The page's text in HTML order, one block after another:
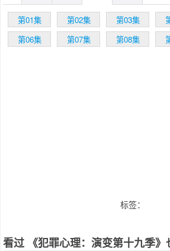
第01集 第02集 第03集
第06集
第07集 第08集
标签：
看过 《犯罪心理：演变第十九季》